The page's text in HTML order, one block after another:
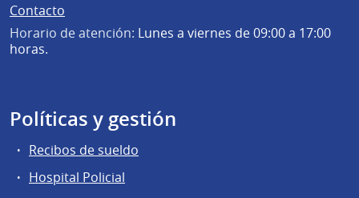
Contacto
Horario de atención: Lunes a viernes de 09:00 a 17:00
horas.
Políticas y gestión
Recibos de sueldo
Hospital Policial